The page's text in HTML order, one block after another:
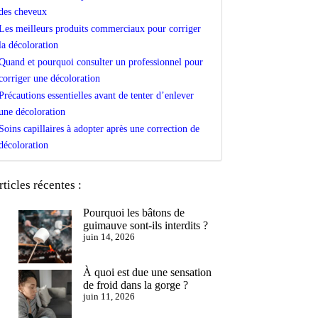
cheveux
meilleurs produits commerciaux pour corriger
décoloration
et pourquoi consulter un professionnel pour
une décoloration
essentielles avant de tenter d’enlever
décoloration
capillaires à adopter après une correction de
récentes :
Pourquoi les bâtons de
guimauve sont-ils interdits ?
juin 14, 2026
À quoi est due une sensation
de froid dans la gorge ?
juin 11, 2026